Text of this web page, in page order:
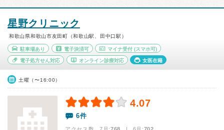
星野クリニック
和歌山県和歌山市友田町（和歌山駅、田中口駅）
駐車場あり 電子決済可 マイナ受付 (スマホ可)
電子処方せん対応 オンライン診療対応 女医在籍
土曜（〜16:00）
4.07
6件